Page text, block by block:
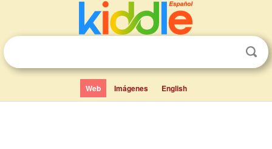
Web Imágenes English